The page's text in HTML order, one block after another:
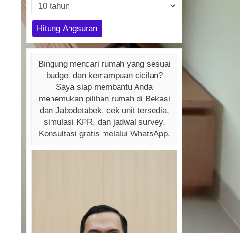
Hitung Angsuran
Bingung mencari rumah yang sesuai
budget dan kemampuan cicilan?
Saya siap membantu Anda
menemukan pilihan rumah di Bekasi
dan Jabodetabek, cek unit tersedia,
simulasi KPR, dan jadwal survey.
Konsultasi gratis melalui WhatsApp.